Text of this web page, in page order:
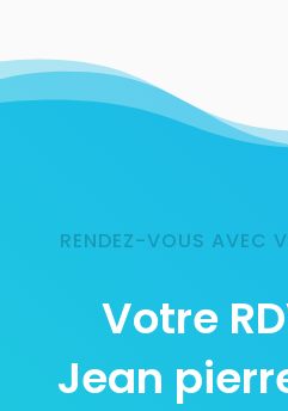
RENDEZ-VOUS AVEC
Votre
Jean